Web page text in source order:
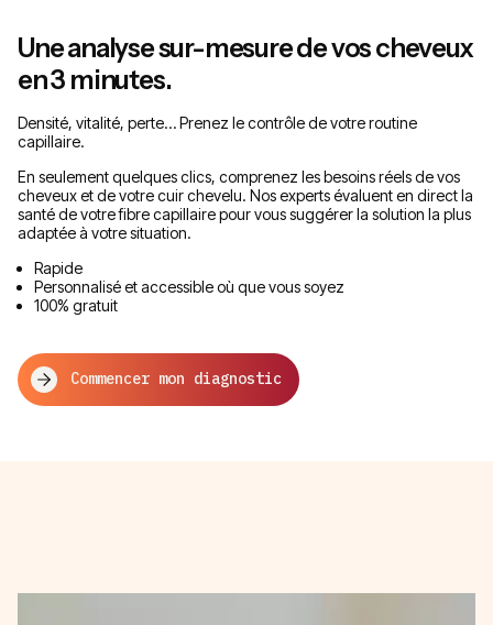
Une analyse sur-mesure de vos cheveux
en 3 minutes.
Densité, vitalité, perte… Prenez le contrôle de votre routine
capillaire.
En seulement quelques clics, comprenez les besoins réels de vos
cheveux et de votre cuir chevelu. Nos experts évaluent en direct la
santé de votre fibre capillaire pour vous suggérer la solution la plus
adaptée à votre situation.
Rapide
Personnalisé et accessible où que vous soyez
100% gratuit
Commencer mon diagnostic